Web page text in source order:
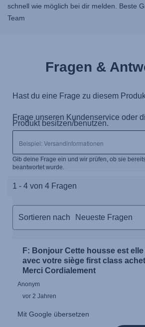
schnell wie möglich bei dir melden. Beste
Team
Fragen &